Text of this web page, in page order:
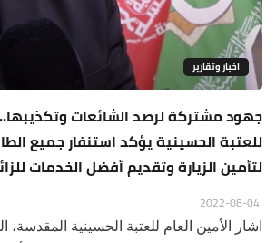
اخبار وتقارير
جهود مشتركة لرصد الشائعات وتكذيبها..
للعتبة الحسينية يؤكد استنفار جميع
لتأمين الزيارة وتقديم أفضل الخدمات
اشار الأمين العام للعتبة الحسينية المقدسة،